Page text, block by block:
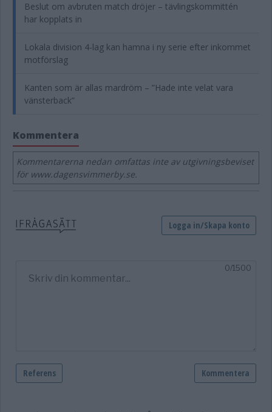
Beslut om avbruten match dröjer – tävlingskommittén
har kopplats in
Lokala division 4-lag kan hamna i ny serie efter inkommet
motförslag
Kanten som är allas mardröm – ”Hade inte velat vara
vänsterback”
Kommentera
Kommentarerna nedan omfattas inte av utgivningsbeviset
för www.dagensvimmerby.se.